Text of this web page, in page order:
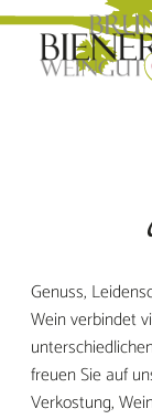
Genuss,
Wein verbindet
freuen Sie auf
Verkostung,